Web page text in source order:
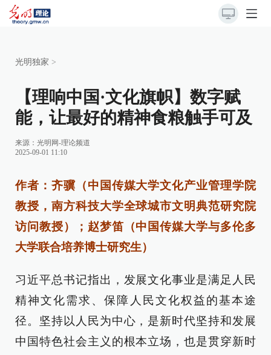
光明独家 >
【理响中国·文化旗帜】数字赋
能，让最好的精神食粮触手可及
来源： 光明网-理论频道
2025-09-01 11:10
作者：齐骥（中国传媒大学文化产业管理学院
教授，南方科技大学全球城市文明典范研究院
访问教授）；赵梦笛（中国传媒大学与多伦多
大学联合培养博士研究生）
习近平总书记指出，发展文化事业是满足人民
精神文化需求、保障人民文化权益的基本途
径。坚持以人民为中心，是新时代坚持和发展
中国特色社会主义的根本立场，也是贯穿新时